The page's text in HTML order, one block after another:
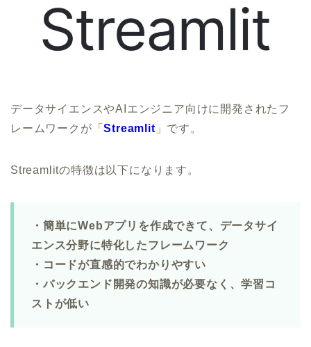
データサイエンスやAIエンジニア向けに開発されたフ
レームワークが「Streamlit」です。
Streamlitの特徴は以下になります。
・簡単にWebアプリを作成できて、データサイ
エンス分野に特化したフレームワーク
・コードが直感的でわかりやすい
・バックエンド開発の知識が必要なく、学習コ
ストが低い